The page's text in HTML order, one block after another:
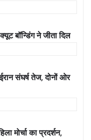
बॉन्डिंग ने जीता दिल
संघर्ष तेज, दोनों ओर
मोर्चा का प्रदर्शन,